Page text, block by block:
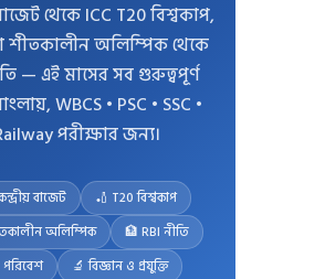
থেকে ICC T20 বিশ্বকাপ,
শীতকালীন অলিম্পিক থেকে
— এই মাসের সব গুরুত্বপূর্ণ
WBCS • PSC • SSC •
পরীক্ষার জন্য।
বাজেট
🏏 T20 বিশ্বকাপ
অলিম্পিক
🏦 RBI নীতি
🔬 বিজ্ঞান ও প্রযুক্তি